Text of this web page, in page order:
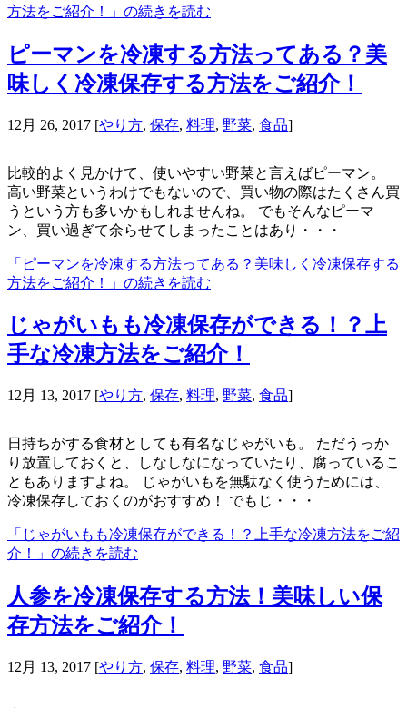
方法をご紹介！」の続きを読む
ピーマンを冷凍する方法ってある？美
味しく冷凍保存する方法をご紹介！
12月 26, 2017 [やり方, 保存, 料理, 野菜, 食品]
比較的よく見かけて、使いやすい野菜と言えばピーマン。
高い野菜というわけでもないので、買い物の際はたくさん買
うという方も多いかもしれませんね。 でもそんなピーマ
ン、買い過ぎて余らせてしまったことはあり・・・
「ピーマンを冷凍する方法ってある？美味しく冷凍保存する
方法をご紹介！」の続きを読む
じゃがいもも冷凍保存ができる！？上
手な冷凍方法をご紹介！
12月 13, 2017 [やり方, 保存, 料理, 野菜, 食品]
日持ちがする食材としても有名なじゃがいも。 ただうっか
り放置しておくと、しなしなになっていたり、腐っているこ
ともありますよね。 じゃがいもを無駄なく使うためには、
冷凍保存しておくのがおすすめ！ でもじ・・・
「じゃがいもも冷凍保存ができる！？上手な冷凍方法をご紹
介！」の続きを読む
人参を冷凍保存する方法！美味しい保
存方法をご紹介！
12月 13, 2017 [やり方, 保存, 料理, 野菜, 食品]